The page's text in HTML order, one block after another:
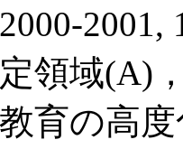
2001,
領域(A)
育の高